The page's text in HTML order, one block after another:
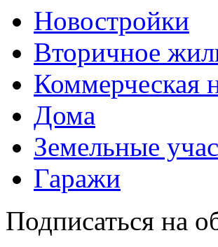
Новостройки
Вторичное
Коммерческая
Дома
Земельные
Гаражи
Подписаться на